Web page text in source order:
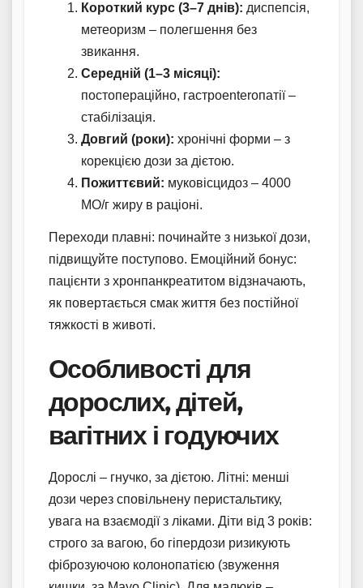
Короткий курс (3–7 днів): диспепсія,
метеоризм – полегшення без
звикання.
Середній (1–3 місяці):
постопераційно, гастроenterопатії –
стабілізація.
Довгий (роки): хронічні форми – з
корекцією дози за дієтою.
Пожиттєвий: муковісцидоз – 4000
МО/г жиру в раціоні.
Переходи плавні: починайте з низької дози,
підвищуйте поступово. Емоційний бонус:
пацієнти з хронпанкреатитом відзначають,
як повертається смак життя без постійної
тяжкості в животі.
Особливості для
дорослих, дітей,
вагітних і годуючих
Дорослі – гнучко, за дієтою. Літні: менші
дози через сповільнену перистальтику,
увага на взаємодії з ліками. Діти від 3 років:
строго за вагою, бо гіпердози ризикують
фіброзуючою колонопатією (звуження